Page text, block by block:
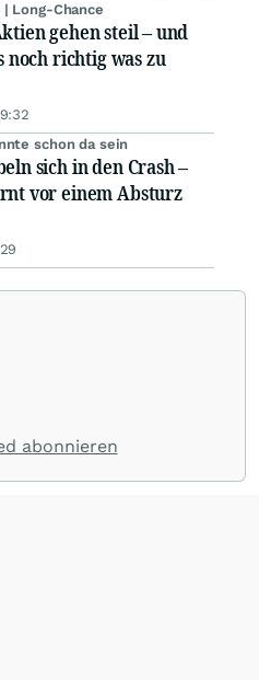
Long-Chance
gehen steil – und
noch richtig was zu
schon da sein
sich in den Crash –
vor einem Absturz
abonnieren